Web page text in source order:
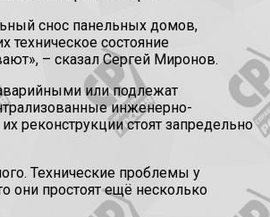
снос панельных домов,
состояние
– сказал Сергей Миронов.
или подлежат
инженерно-
реконструкции стоят запредельно
Технические проблемы у
они простоят ещё несколько